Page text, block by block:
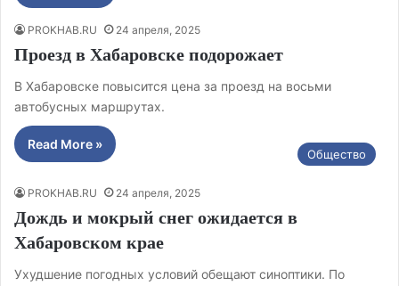
PROKHAB.RU 24 апреля, 2025
Проезд в Хабаровске подорожает
В Хабаровске повысится цена за проезд на восьми
автобусных маршрутах.
Read More »
Общество
PROKHAB.RU 24 апреля, 2025
Дождь и мокрый снег ожидается в
Хабаровском крае
Ухудшение погодных условий обещают синоптики. По